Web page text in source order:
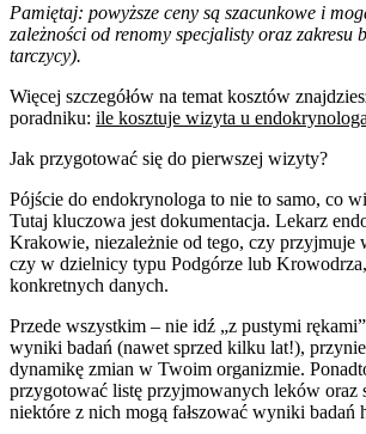
Pamiętaj: powyższe ceny są szacunkowe i
zależności od renomy specjalisty oraz zakresu
tarczycy).
Więcej szczegółów na temat kosztów
poradniku: ile kosztuje wizyta u endokrynologa
Jak przygotować się do pierwszej wizyty?
Pójście do endokrynologa to nie to samo, co
Tutaj kluczowa jest dokumentacja. Lekarz
Krakowie, niezależnie od tego, czy przyjmuje
czy w dzielnicy typu Podgórze lub
konkretnych danych.
Przede wszystkim – nie idź „z pustymi
wyniki badań (nawet sprzed kilku lat!),
dynamikę zmian w Twoim organizmie.
przygotować listę przyjmowanych leków oraz
niektóre z nich mogą fałszować wyniki badań